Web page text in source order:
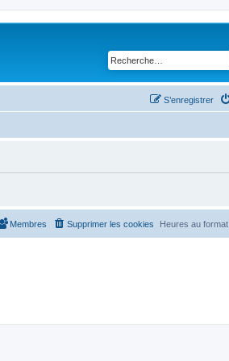
S’enregistrer
Heures au format
Supprimer les cookies
Membres